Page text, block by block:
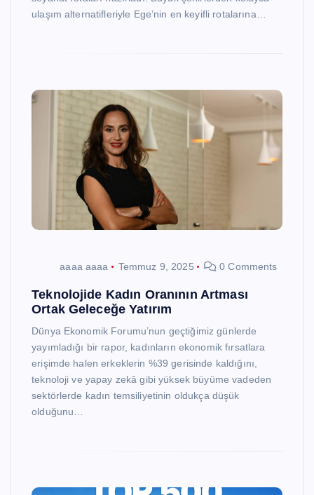
ulaşım alternatifleriyle Ege’nin en keyifli rotalarına…
aaaa aaaa Temmuz 9, 2025 0 Comments
Teknolojide Kadın Oranının Artması
Ortak Geleceğe Yatırım
Dünya Ekonomik Forumu’nun geçtiğimiz günlerde
yayımladığı bir rapor, kadınların ekonomik fırsatlara
erişimde halen erkeklerin %39 gerisinde kaldığını,
teknoloji ve yapay zekâ gibi yüksek büyüme vadeden
sektörlerde kadın temsiliyetinin oldukça düşük
olduğunu…